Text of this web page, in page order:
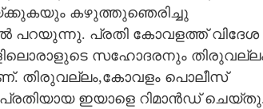
കഴുത്തുഞെരിച്ചു
പറയുന്നു. പ്രതി കോവളത്ത് വിദേശ
സഹോദരനും
തിരുവല്ലം,കോവളം പൊലീസ്
ഇയാളെ റിമാൻഡ്